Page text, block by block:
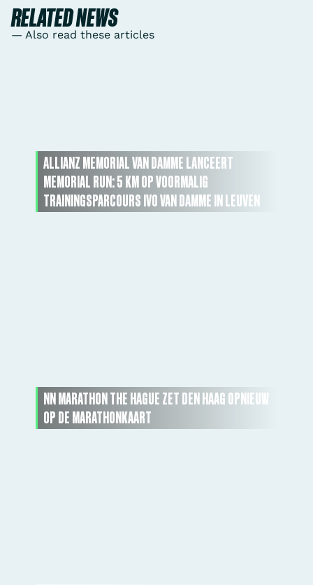
RELATED NEWS
— Also read these articles
ALLIANZ MEMORIAL VAN DAMME LANCEERT
MEMORIAL RUN: 5 KM OP VOORMALIG
TRAININGSPARCOURS IVO VAN DAMME IN LEUVEN
NN MARATHON THE HAGUE ZET DEN HAAG OPNIEUW
OP DE MARATHONKAART